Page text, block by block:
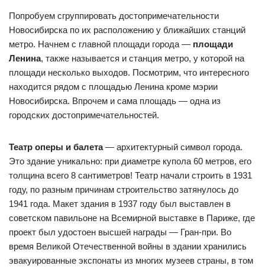
Попробуем сгруппировать достопримечательности
Новосибирска по их расположению у ближайших станций
метро. Начнем с главной площади города — площади
Ленина, также называется и станция метро, у которой на
площади несколько выходов. Посмотрим, что интересного
находится рядом с площадью Ленина кроме мэрии
Новосибирска. Впрочем и сама площадь — одна из
городских достопримечательностей.
Театр оперы и балета— архитектурный символ города.
Это здание уникально: при диаметре купола 60 метров, его
толщина всего 8 сантиметров! Театр начали строить в 1931
году, по разным причинам строительство затянулось до
1941 года. Макет здания в 1937 году был выставлен в
советском павильоне на Всемирной выставке в Париже, где
проект был удостоен высшей награды — Гран-при. Во
время Великой Отечественной войны в здании хранились
эвакуированные экспонаты из многих музеев страны, в том